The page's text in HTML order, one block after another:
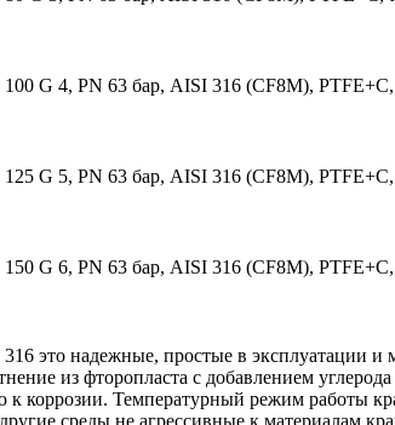
G 4, PN 63 бар, AISI 316 (CF8M),
G 5, PN 63 бар, AISI 316 (CF8M),
G 6, PN 63 бар, AISI 316 (CF8M),
это надежные, простые в эксплуатации и
из фторопласта с добавлением
коррозии. Температурный режим работы
среды не агрессивные к материалам